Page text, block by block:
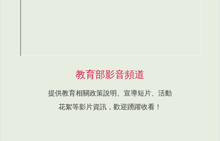
教育部影音頻道
提供教育相關政策說明、宣導短片、活動
花絮等影片資訊，歡迎踴躍收看！